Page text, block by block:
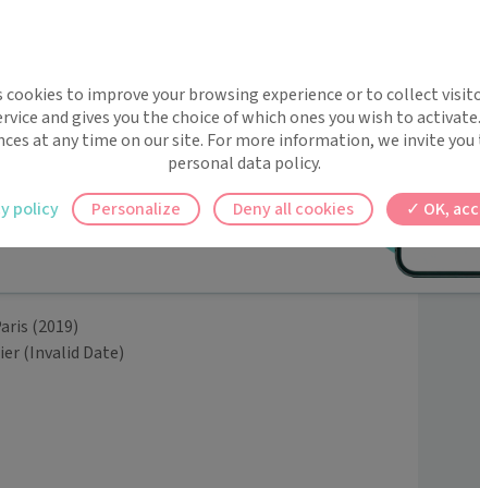
(2002)
(2019)
(Invalid Date)
!
rappels automatiques pour ne plus rien
cookies to improve your browsing experience or to collect
and gives you the choice of which ones you wish to activate.
at any time on our site. For more information, we invite
personal data policy.
OK,
Deny all cookies
Personalize
policy